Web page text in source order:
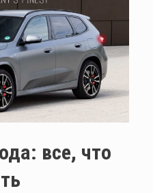
все, что